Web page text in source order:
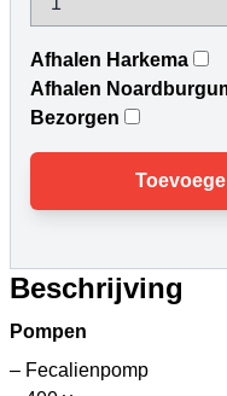
Afhalen Harkema
Afhalen
Bezorgen
Beschrijving
Pompen
– Fecalienpomp